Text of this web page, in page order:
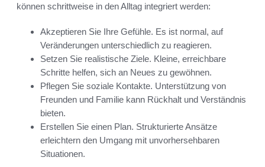
können schrittweise in den Alltag integriert werden:
Akzeptieren Sie Ihre Gefühle. Es ist normal, auf
Veränderungen unterschiedlich zu reagieren.
Setzen Sie realistische Ziele. Kleine, erreichbare
Schritte helfen, sich an Neues zu gewöhnen.
Pflegen Sie soziale Kontakte. Unterstützung von
Freunden und Familie kann Rückhalt und Verständnis
bieten.
Erstellen Sie einen Plan. Strukturierte Ansätze
erleichtern den Umgang mit unvorhersehbaren
Situationen.